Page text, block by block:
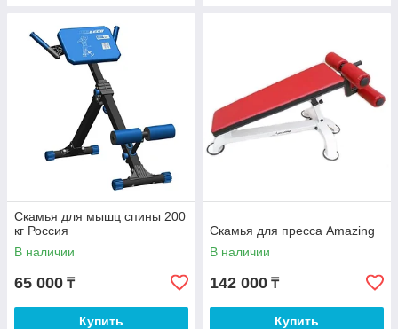
Скамья для мышц спины 200
кг Россия
В наличии
65 000 ₸
Купить
Скамья для пресса Amazing
В наличии
142 000 ₸
Купить